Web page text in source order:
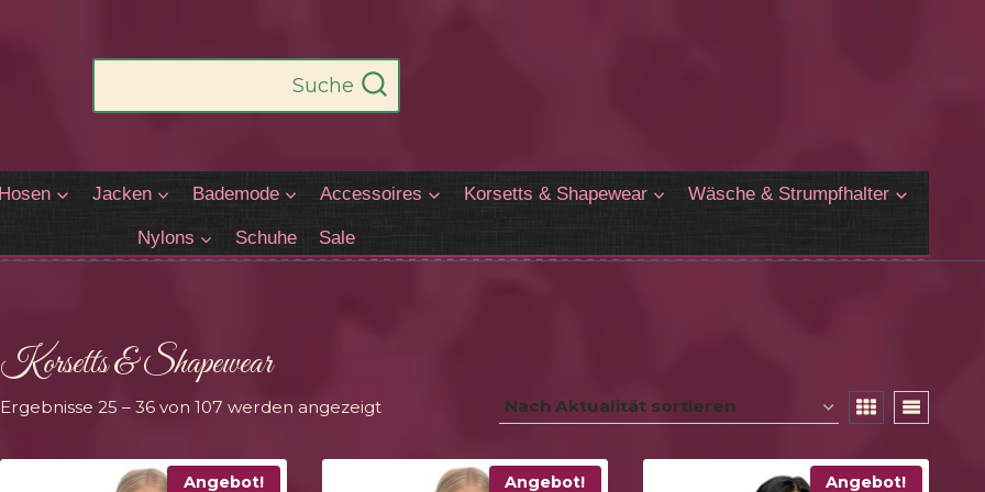
Suche
Hosen Jacken Bademode Accessoires Korsetts & Shapewear Wäsche & Strumpfhalter
Nylons Schuhe Sale
Korsetts & Shapewear
Ergebnisse 25 – 36 von 107 werden angezeigtNach
sortiert
Angebot! Angebot! Angebot!